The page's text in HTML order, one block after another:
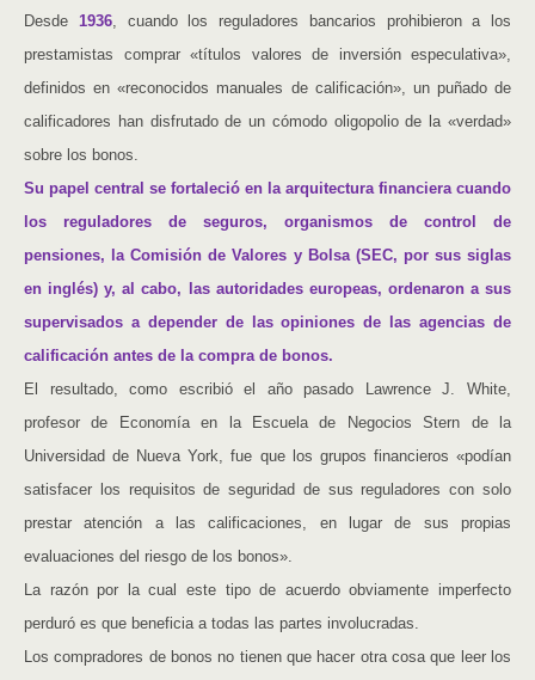
Desde 1936, cuando los reguladores bancarios prohibieron a los
prestamistas comprar «títulos valores de inversión especulativa»,
definidos en «reconocidos manuales de calificación», un puñado de
calificadores han disfrutado de un cómodo oligopolio de la «verdad»
sobre los bonos.
Su papel central se fortaleció en la arquitectura financiera cuando
los reguladores de seguros, organismos de control de
pensiones, la Comisión de Valores y Bolsa (SEC, por sus siglas
en inglés) y, al cabo, las autoridades europeas, ordenaron a sus
supervisados a depender de las opiniones de las agencias de
calificación antes de la compra de bonos.
El resultado, como escribió el año pasado Lawrence J. White,
profesor de Economía en la Escuela de Negocios Stern de la
Universidad de Nueva York, fue que los grupos financieros «podían
satisfacer los requisitos de seguridad de sus reguladores con solo
prestar atención a las calificaciones, en lugar de sus propias
evaluaciones del riesgo de los bonos».
La razón por la cual este tipo de acuerdo obviamente imperfecto
perduró es que beneficia a todas las partes involucradas.
Los compradores de bonos no tienen que hacer otra cosa que leer los